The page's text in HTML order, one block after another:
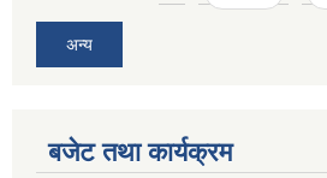
अन्य
बजेट तथा कार्यक्रम